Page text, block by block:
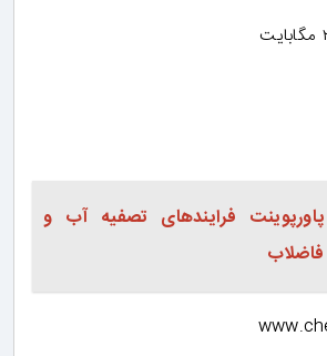
پاورپوینت فرایندهای تصفیه آب و
فاضلاب